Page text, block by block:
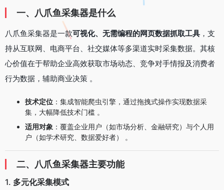
一、八爪鱼采集器是什么
八爪鱼采集器是一款可视化、无需编程的网页数据抓取工具 ，支
持从互联网、电商平台、社交媒体等多渠道实时采集数据。其核
心价值在于帮助企业高效获取市场动态、竞争对手情报及消费者
行为数据，辅助商业决策 。
技术定位 ：集成智能爬虫引擎，通过拖拽式操作实现数据采
集，大幅降低技术门槛 。
适用对象 ：覆盖企业用户（如市场分析、金融研究）与个人用
户（如学术研究、数据爱好者） 。
二、八爪鱼采集器主要功能
1. 多元化采集模式